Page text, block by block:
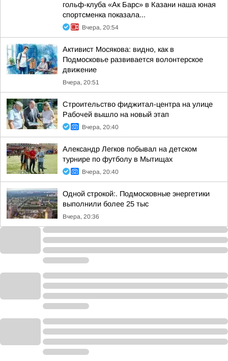
гольф-клуба «Ак Барс» в Казани наша юная
спортсменка показала...
Вчера, 20:54
Активист Мосякова: видно, как в
Подмосковье развивается волонтерское
движение
Вчера, 20:51
Строительство фиджитал-центра на улице
Рабочей вышло на новый этап
Вчера, 20:40
Александр Легков побывал на детском
турнире по футболу в Мытищах
Вчера, 20:40
Одной строкой:. Подмосковные энергетики
выполнили более 25 тыс
Вчера, 20:36